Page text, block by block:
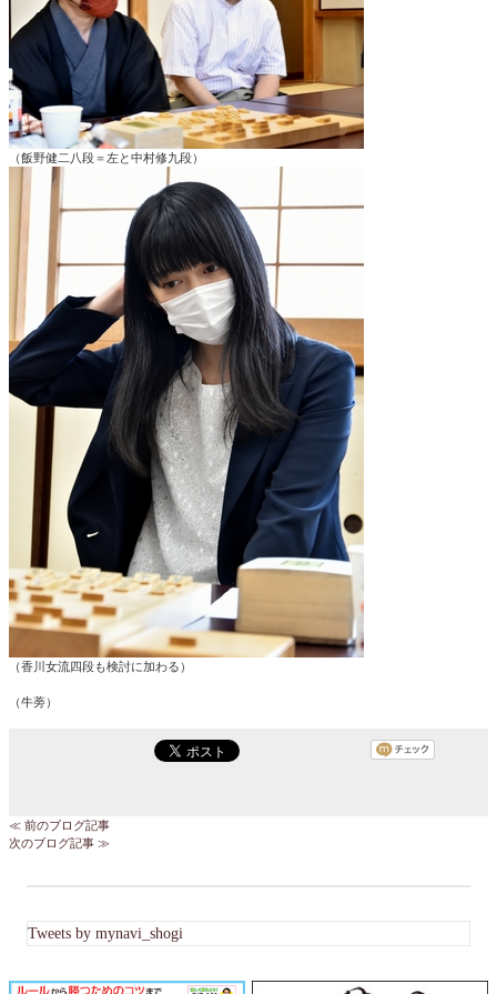
（飯野健二八段＝左と中村修九段）
（香川女流四段も検討に加わる）
（牛蒡）
≪ 前のブログ記事
次のブログ記事 ≫
Tweets by mynavi_shogi